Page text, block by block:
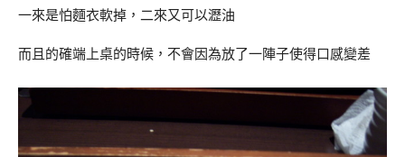
一來是怕麵衣軟掉，二來又可以瀝油
而且的確端上桌的時候，不會因為放了一陣子使得口感變差